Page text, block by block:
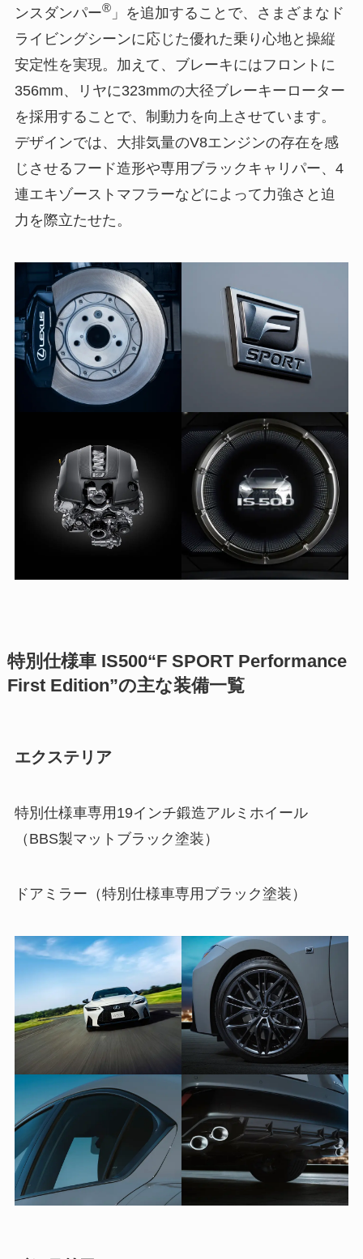
ンスダンパー®」を追加することで、さまざまなド
ライビングシーンに応じた優れた乗り心地と操縦
安定性を実現。加えて、ブレーキにはフロントに
356mm、リヤに323mmの大径ブレーキーローター
を採用することで、制動力を向上させています。
デザインでは、大排気量のV8エンジンの存在を感
じさせるフード造形や専用ブラックキャリパー、4
連エキゾーストマフラーなどによって力強さと迫
力を際立たせた。
特別仕様車 IS500“F SPORT Performance
First Edition”の主な装備一覧
エクステリア
特別仕様車専用19インチ鍛造アルミホイール
（BBS製マットブラック塗装）
ドアミラー（特別仕様車専用ブラック塗装）